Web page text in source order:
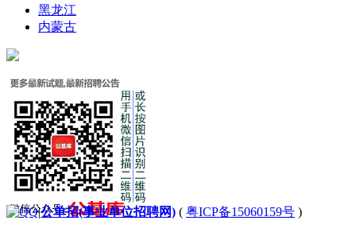
黑龙江
内蒙古
|公单招(事业单位招聘网) ( 粤ICP备15060159号 )